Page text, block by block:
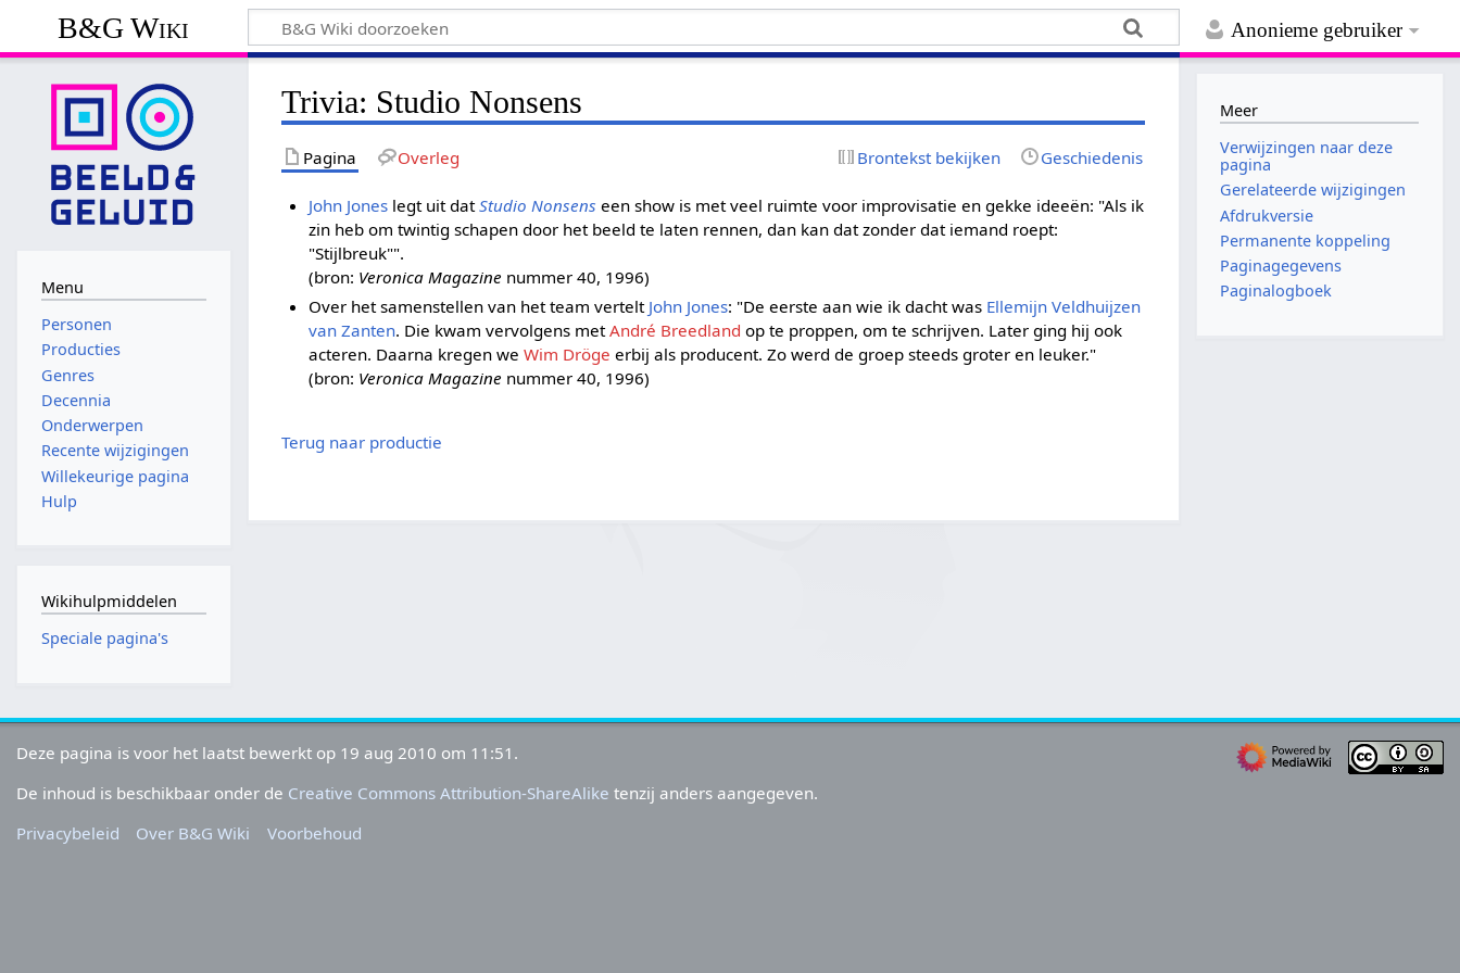
Anonieme gebruiker
B&G Wiki
Trivia: Studio Nonsens
Pagina Overleg Brontekst bekijken Geschiedenis
John Joneslegt uit datStudio Nonsens een show is met veel ruimte voor improvisatie en gekke ideeën: "Als ik
zin heb om twintig schapen door het beeld te laten rennen, dan kan dat zonder dat iemand roept:
"Stijlbreuk"".
(bron: Veronica Magazine nummer 40, 1996)
Over het samenstellen van het team vertelt John Jones: "De eerste aan wie ik dacht was Ellemijn Veldhuijzen
van Zanten. Die kwam vervolgens metAndré Breedland op te proppen, om te schrijven. Later ging hij ook
acteren. Daarna kregen we Wim Dröge erbij als producent. Zo werd de groep steeds groter en leuker."
(bron: Veronica Magazine nummer 40, 1996)
Terug naar productie
Menu
Personen
Producties
Genres
Decennia
Onderwerpen
Recente wijzigingen
Willekeurige pagina
Hulp
Wikihulpmiddelen
Speciale pagina's
Meer
Verwijzingen naar deze
pagina
Gerelateerde wijzigingen
Afdrukversie
Permanente koppeling
Paginagegevens
Paginalogboek
Deze pagina is voor het laatst bewerkt op 19 aug 2010 om 11:51.
De inhoud is beschikbaar onder de Creative Commons Attribution-ShareAlike tenzij anders aangegeven.
Privacybeleid
Over B&G Wiki Voorbehoud